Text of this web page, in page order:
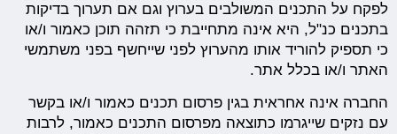
לפקח על התכנים המשולבים בערוץ וגם אם תערוך בדיקות
בתכנים כנ"ל, היא אינה מתחייבת כי תזהה תוכן כאמור ו/או
כי תספיק להוריד אותו מהערוץ לפני שייחשף בפני משתמשי
האתר ו/או בכלל אתר.
החברה אינה אחראית בגין פרסום תכנים כאמור ו/או בקשר
עם נזקים שייגרמו כתוצאה מפרסום התכנים כאמור, לרבות